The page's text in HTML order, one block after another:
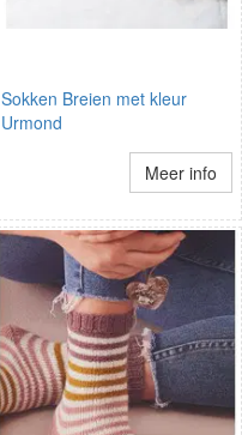
Sokken Breien met kleur
Urmond
Meer info